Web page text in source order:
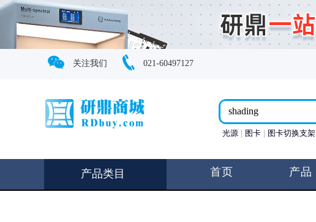
关注我们 021-60497127
光源 图卡 图卡切换支架
产品类目 首页 产品